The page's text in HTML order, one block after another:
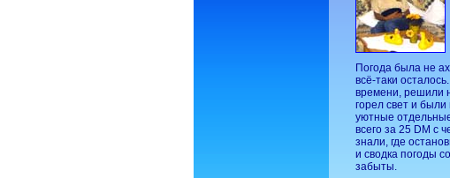
Погода была не
всё-таки
времени, решили
горел свет и
уютные
всего за 25 DM с
знали, где
и сводка погоды
забыты.